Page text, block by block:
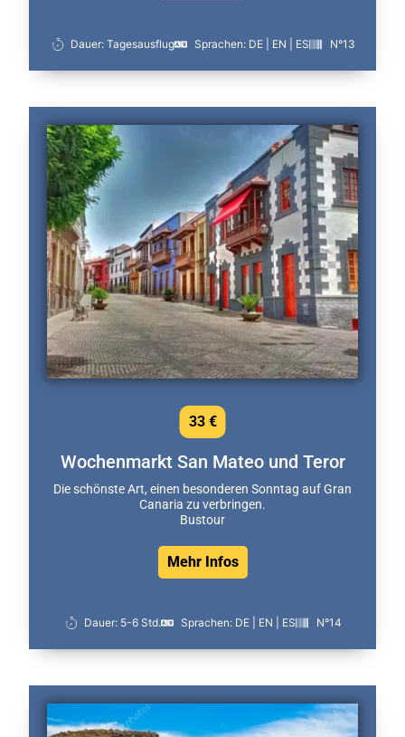
Dauer: Tagesausflug Sprachen: DE | EN | ES N°13
Wochenmarkt San Mateo und Teror
Die schönste Art, einen besonderen Sonntag auf Gran
Canaria zu verbringen.
Bustour
Mehr Infos
33 €
Dauer: 5-6 Std. Sprachen: DE | EN | ES N°14